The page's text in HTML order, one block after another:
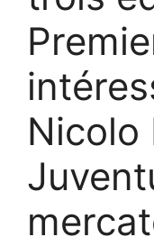
Nicolo